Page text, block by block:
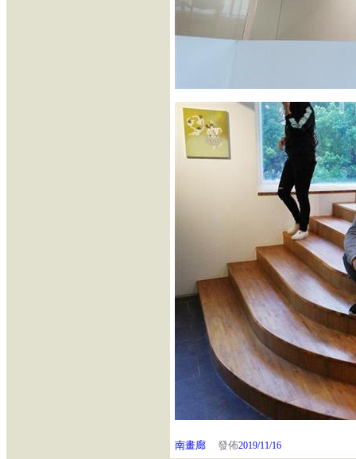
南畫廊 發佈2019/11/16